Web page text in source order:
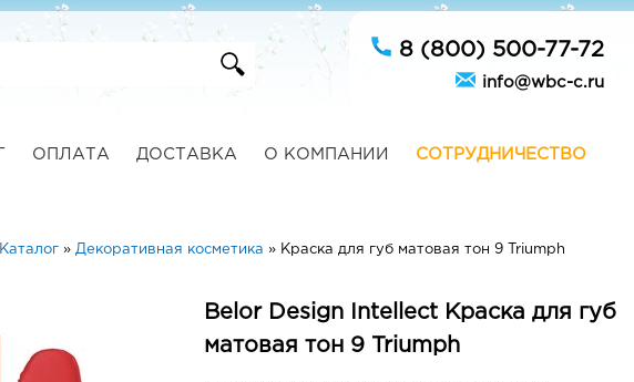
8 (800) 500-77-72
info@wbc-c.ru
ОПЛАТА ДОСТАВКА О КОМПАНИИ СОТРУДНИЧЕСТВО
Каталог» Декоративная косметика » Краска для губ матовая тон 9 Triumph
Belor Design Intellect Краска для губ
матовая тон 9 Triumph